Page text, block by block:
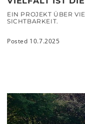
EIN PROJEKT ÜBER
SICHTBARKEIT.
Posted 10.7.2025